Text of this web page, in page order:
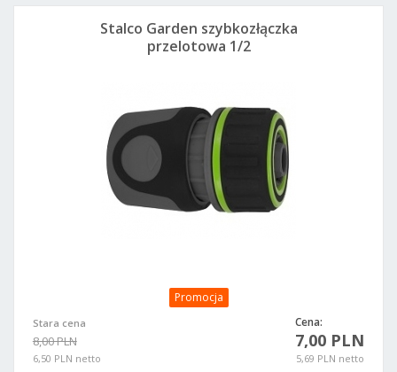
Promocja
Stara cena
8,00 PLN
6,50 PLN netto
Cena:
7,00 PLN
5,69 PLN netto
Stalco Garden szybkozłączka
przelotowa 1/2